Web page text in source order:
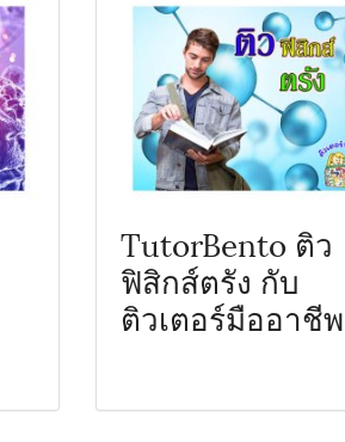
TutorBento ติว
ฟิสิกส์ตรัง กับ
ติวเตอร์มืออาชีพ